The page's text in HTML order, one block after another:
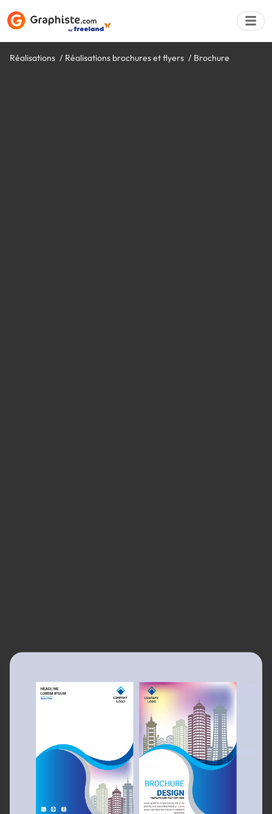
Réalisations Réalisations brochures et flyers Brochure